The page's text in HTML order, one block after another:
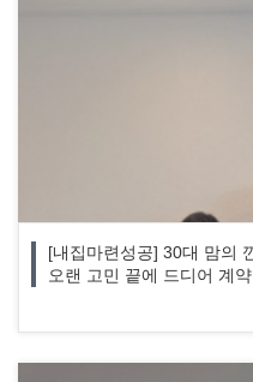
[내집마련성공] 30대 맘의
오랜 고민 끝에 드디어 계약